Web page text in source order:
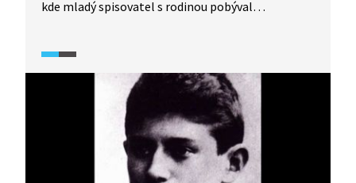
kde mladý spisovatel s rodinou pobýval
a kam spolu chodili na výlety. Video je doplněno
ukázkami z korespondence.